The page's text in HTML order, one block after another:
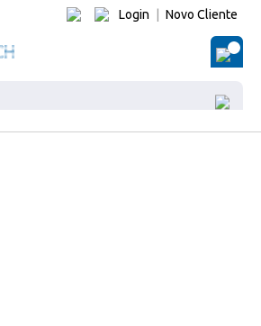
Login Novo Cliente
O